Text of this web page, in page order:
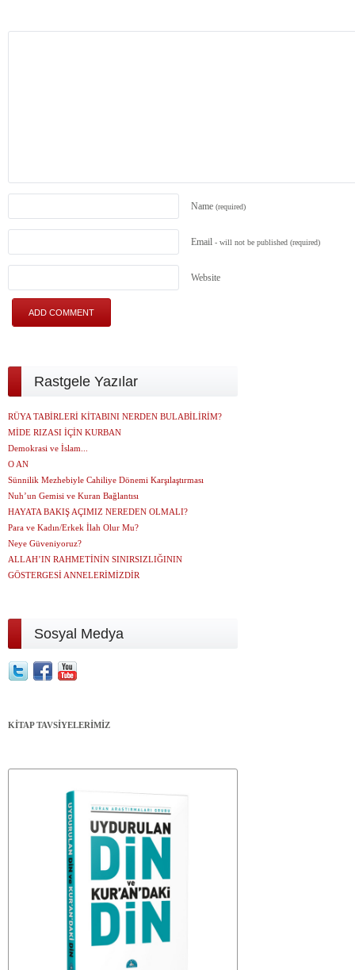
Name (required)
Email - will not be published (required)
Website
Rastgele Yazılar
RÜYA TABİRLERİ KİTABINI NERDEN BULABİLİRİM?
MİDE RIZASI İÇİN KURBAN
Demokrasi ve İslam...
O AN
Sünnilik Mezhebiyle Cahiliye Dönemi Karşılaştırması
Nuh’un Gemisi ve Kuran Bağlantısı
HAYATA BAKIŞ AÇIMIZ NEREDEN OLMALI?
Para ve Kadın/Erkek İlah Olur Mu?
Neye Güveniyoruz?
ALLAH’IN RAHMETİNİN SINIRSIZLIĞININ
GÖSTERGESİ ANNELERİMİZDİR
Sosyal Medya
KİTAP TAVSİYELERİMİZ